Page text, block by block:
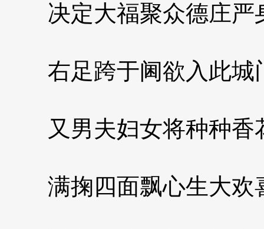
决定大福聚众德庄严
右足跨于阃欲入此城
又男夫妇女将种种香
满掬四面飘心生大欢